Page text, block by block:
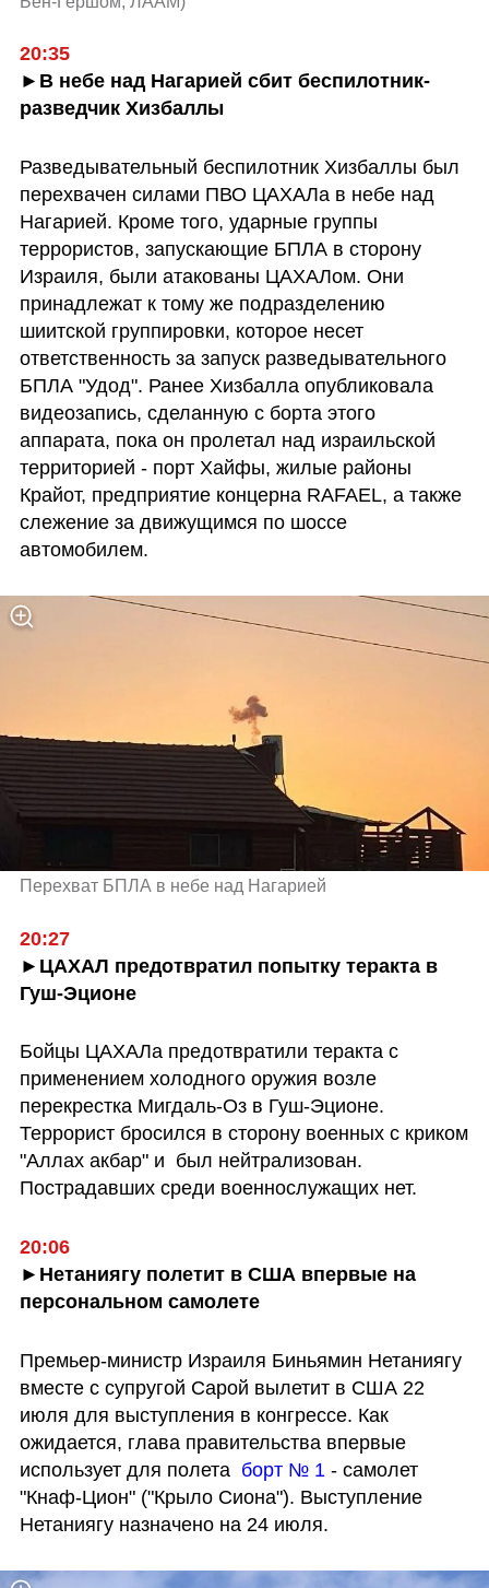
20:35
►В небе над Нагарией сбит беспилотник-
разведчик Хизбаллы
Разведывательный беспилотник Хизбаллы был
перехвачен силами ПВО ЦАХАЛа в небе над
Нагарией. Кроме того, ударные группы
террористов, запускающие БПЛА в сторону
Израиля, были атакованы ЦАХАЛом. Они
принадлежат к тому же подразделению
шиитской группировки, которое несет
ответственность за запуск разведывательного
БПЛА "Удод". Ранее Хизбалла опубликовала
видеозапись, сделанную с борта этого
аппарата, пока он пролетал над израильской
территорией - порт Хайфы, жилые районы
Крайот, предприятие концерна RAFAEL, а также
слежение за движущимся по шоссе
автомобилем.
Перехват БПЛА в небе над Нагарией
20:27
►ЦАХАЛ предотвратил попытку теракта в
Гуш-Эционе
Бойцы ЦАХАЛа предотвратили теракта с
применением холодного оружия возле
перекрестка Мигдаль-Оз в Гуш-Эционе.
Террорист бросился в сторону военных с криком
"Аллах акбар" и  был нейтрализован.
Пострадавших среди военнослужащих нет.
20:06
►Нетаниягу полетит в США впервые на
персональном самолете
Премьер-министр Израиля Биньямин Нетаниягу
вместе с супругой Сарой вылетит в США 22
июля для выступления в конгрессе. Как
ожидается, глава правительства впервые
использует для полета борт № 1 - самолет
"Кнаф-Цион" ("Крыло Сиона"). Выступление
Нетаниягу назначено на 24 июля.